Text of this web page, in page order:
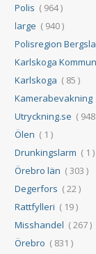
Polis ( 964 )
large ( 940 )
Polisregion
Karlskoga Kommun
Karlskoga ( 85 )
Kamerabevakning
Utryckning.se (
Ölen ( 1 )
Drunkingslarm ( 1 )
Örebro län ( 303 )
Degerfors ( 22 )
Rattfylleri ( 19 )
Misshandel ( 267 )
Örebro ( 831 )